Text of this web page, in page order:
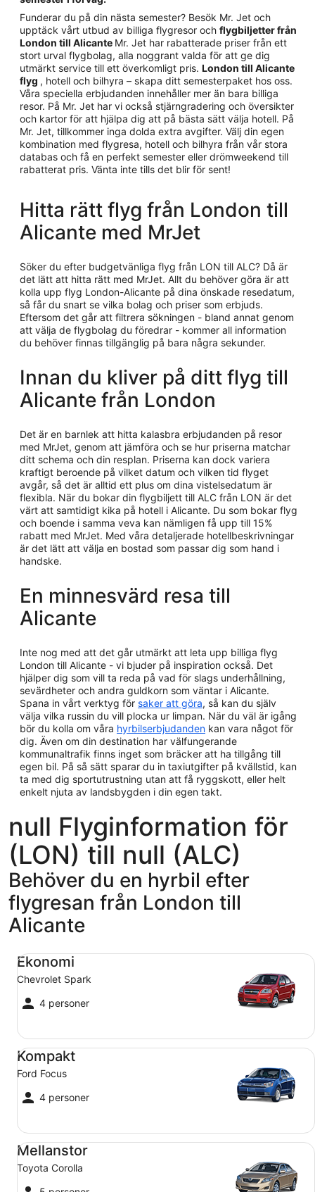
Funderar du på din nästa semester? Besök Mr. Jet och
upptäck vårt utbud av billiga flygresor och flygbiljetter från
London till Alicante Mr. Jet har rabatterade priser från ett
stort urval flygbolag, alla noggrant valda för att ge dig
utmärkt service till ett överkomligt pris. London till Alicante
flyg , hotell och bilhyra – skapa ditt semesterpaket hos oss.
Våra speciella erbjudanden innehåller mer än bara billiga
resor. På Mr. Jet har vi också stjärngradering och översikter
och kartor för att hjälpa dig att på bästa sätt välja hotell. På
Mr. Jet, tillkommer inga dolda extra avgifter. Välj din egen
kombination med flygresa, hotell och bilhyra från vår stora
databas och få en perfekt semester eller drömweekend till
rabatterat pris. Vänta inte tills det blir för sent!
Hitta rätt flyg från London till
Alicante med MrJet
Söker du efter budgetvänliga flyg från LON till ALC? Då är
det lätt att hitta rätt med MrJet. Allt du behöver göra är att
kolla upp flyg London-Alicante på dina önskade resedatum,
så får du snart se vilka bolag och priser som erbjuds.
Eftersom det går att filtrera sökningen - bland annat genom
att välja de flygbolag du föredrar - kommer all information
du behöver finnas tillgänglig på bara några sekunder.
Innan du kliver på ditt flyg till
Alicante från London
Det är en barnlek att hitta kalasbra erbjudanden på resor
med MrJet, genom att jämföra och se hur priserna matchar
ditt schema och din resplan. Priserna kan dock variera
kraftigt beroende på vilket datum och vilken tid flyget
avgår, så det är alltid ett plus om dina vistelsedatum är
flexibla. När du bokar din flygbiljett till ALC från LON är det
värt att samtidigt kika på hotell i Alicante. Du som bokar flyg
och boende i samma veva kan nämligen få upp till 15%
rabatt med MrJet. Med våra detaljerade hotellbeskrivningar
är det lätt att välja en bostad som passar dig som hand i
handske.
En minnesvärd resa till
Alicante
Inte nog med att det går utmärkt att leta upp billiga flyg
London till Alicante - vi bjuder på inspiration också. Det
hjälper dig som vill ta reda på vad för slags underhållning,
sevärdheter och andra guldkorn som väntar i Alicante.
Spana in vårt verktyg för saker att göra, så kan du själv
välja vilka russin du vill plocka ur limpan. När du väl är igång
bör du kolla om våra hyrbilserbjudanden kan vara något för
dig. Även om din destination har välfungerande
kommunaltrafik finns inget som bräcker att ha tillgång till
egen bil. På så sätt sparar du in taxiutgifter på kvällstid, kan
ta med dig sportutrustning utan att få ryggskott, eller helt
enkelt njuta av landsbygden i din egen takt.
null Flyginformation för
(LON) till null (ALC)
Behöver du en hyrbil efter
flygresan från London till
Alicante
Ekonomi
Chevrolet Spark
4 personer
Ekonomi Chevrolet Spark
Kompakt
Ford Focus
4 personer
Kompakt Ford Focus
Mellanstor
Toyota Corolla
Mellanstor Toyota Corolla